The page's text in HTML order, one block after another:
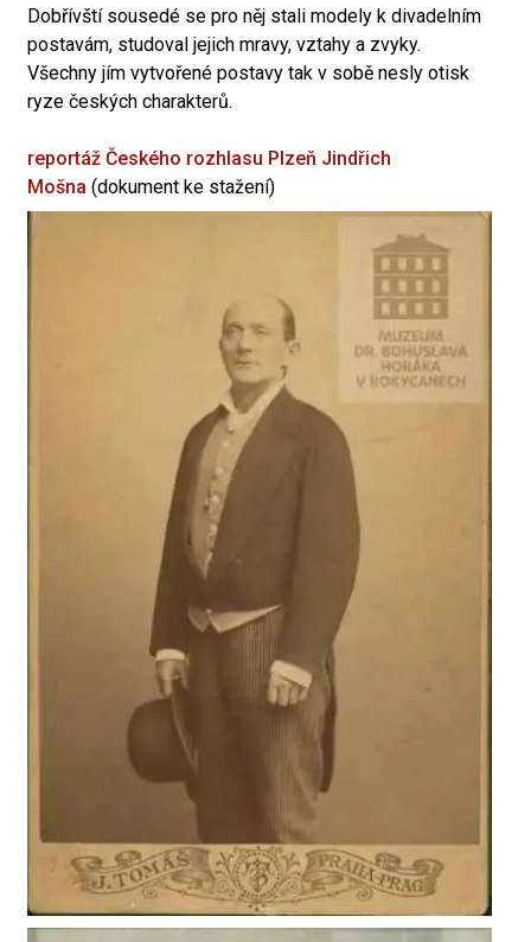
Dobřívští sousedé se pro něj stali modely k divadelním
postavám, studoval jejich mravy, vztahy a zvyky.
Všechny jím vytvořené postavy tak v sobě nesly otisk
ryze českých charakterů.
reportáž Českého rozhlasu Plzeň Jindřich
Mošna (dokument ke stažení)